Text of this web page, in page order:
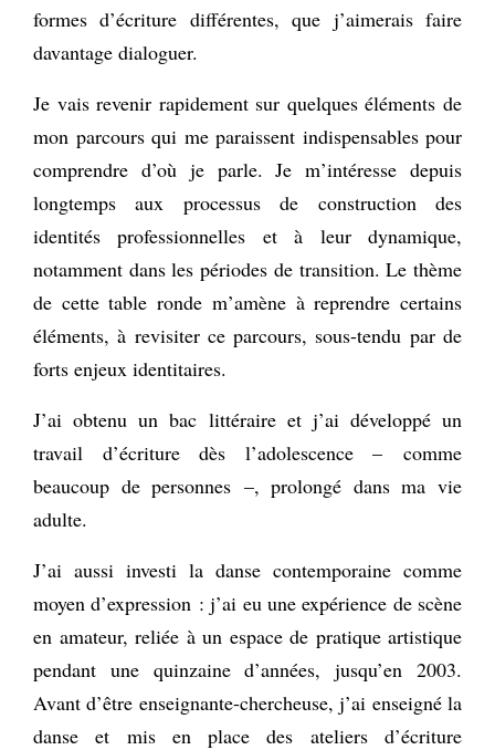
formes d’écriture différentes, que j’aimerais faire
davantage dialoguer.
Je vais revenir rapidement sur quelques éléments de
mon parcours qui me paraissent indispensables pour
comprendre d’où je parle. Je m’intéresse depuis
longtemps aux processus de construction des
identités professionnelles et à leur dynamique,
notamment dans les périodes de transition. Le thème
de cette table ronde m’amène à reprendre certains
éléments, à revisiter ce parcours, sous-tendu par de
forts enjeux identitaires.
J’ai obtenu un bac littéraire et j’ai développé un
travail d’écriture dès l’adolescence – comme
beaucoup de personnes –, prolongé dans ma vie
adulte.
J’ai aussi investi la danse contemporaine comme
moyen d’expression : j’ai eu une expérience de scène
en amateur, reliée à un espace de pratique artistique
pendant une quinzaine d’années, jusqu’en 2003.
Avant d’être enseignante-chercheuse, j’ai enseigné la
danse et mis en place des ateliers d’écriture